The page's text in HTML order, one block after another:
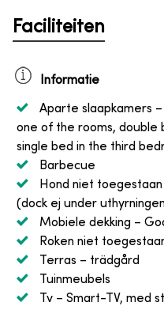
Faciliteiten
Informatie
Aparte slaapkamers
one of the rooms, double
single bed in the third
Barbecue
Hond niet toegestaan
(dock ej under
Mobiele dekking –
Roken niet
Terras – trädgård
Tuinmeubels
Tv – Smart-TV, med